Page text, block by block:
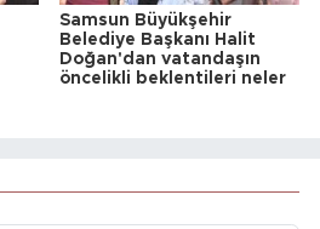
Samsun Büyükşehir
Belediye Başkanı Halit
Doğan'dan vatandaşın
öncelikli beklentileri neler